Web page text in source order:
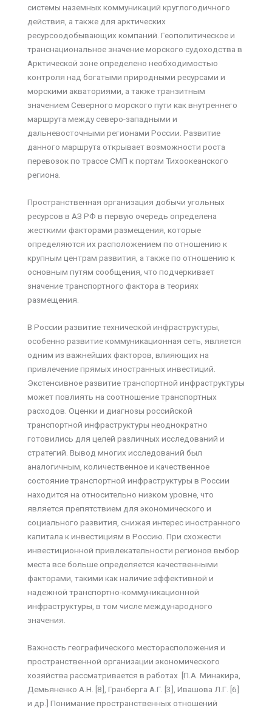
системы наземных коммуникаций круглогодичного
действия, а также для арктических
ресурсоодобывающих компаний. Геополитическое и
транснациональное значение морского судоходства в
Арктической зоне определено необходимостью
контроля над богатыми природными ресурсами и
морскими акваториями, а также транзитным
значением Северного морского пути как внутреннего
маршрута между северо-западными и
дальневосточными регионами России. Развитие
данного маршрута открывает возможности роста
перевозок по трассе СМП к портам Тихоокеанского
региона.
Пространственная организация добычи угольных
ресурсов в АЗ РФ в первую очередь определена
жесткими факторами размещения, которые
определяются их расположением по отношению к
крупным центрам развития, а также по отношению к
основным путям сообщения, что подчеркивает
значение транспортного фактора в теориях
размещения.
В России развитие технической инфраструктуры,
особенно развитие коммуникационная сеть, является
одним из важнейших факторов, влияющих на
привлечение прямых иностранных инвестиций.
Экстенсивное развитие транспортной инфраструктуры
может повлиять на соотношение транспортных
расходов. Оценки и диагнозы российской
транспортной инфраструктуры неоднократно
готовились для целей различных исследований и
стратегий. Вывод многих исследований был
аналогичным, количественное и качественное
состояние транспортной инфраструктуры в России
находится на относительно низком уровне, что
является препятствием для экономического и
социального развития, снижая интерес иностранного
капитала к инвестициям в Россию. При схожести
инвестиционной привлекательности регионов выбор
места все больше определяется качественными
факторами, такими как наличие эффективной и
надежной транспортно-коммуникационной
инфраструктуры, в том числе международного
значения.
Важность географического месторасположения и
пространственной организации экономического
хозяйства рассматривается в работах [П.А. Минакира,
Демьяненко А.Н. [8], Гранберга А.Г. [3], Ивашова Л.Г. [6]
и др.] Понимание пространственных отношений